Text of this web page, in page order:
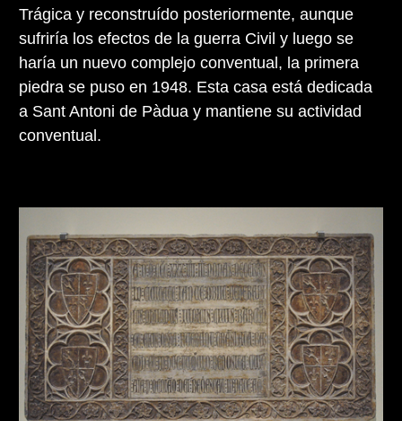
Trágica y reconstruído posteriormente, aunque
sufriría los efectos de la guerra Civil y luego se
haría un nuevo complejo conventual, la primera
piedra se puso en 1948. Esta casa está dedicada
a Sant Antoni de Pàdua y mantiene su actividad
conventual.